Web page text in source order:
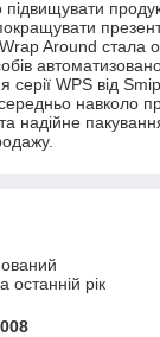
Around стала
WPS від
навколо
надійне
останній рік